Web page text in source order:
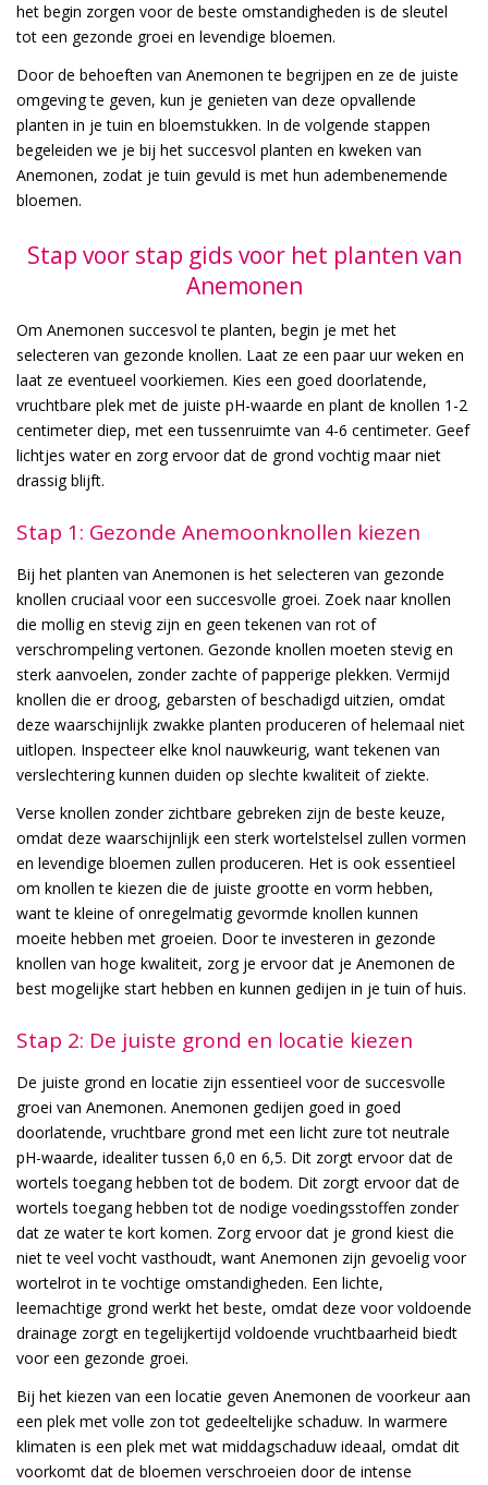
het begin zorgen voor de beste omstandigheden is de sleutel
tot een gezonde groei en levendige bloemen.
Door de behoeften van Anemonen te begrijpen en ze de juiste
omgeving te geven, kun je genieten van deze opvallende
planten in je tuin en bloemstukken. In de volgende stappen
begeleiden we je bij het succesvol planten en kweken van
Anemonen, zodat je tuin gevuld is met hun adembenemende
bloemen.
Stap voor stap gids voor het planten van
Anemonen
Om Anemonen succesvol te planten, begin je met het
selecteren van gezonde knollen. Laat ze een paar uur weken en
laat ze eventueel voorkiemen. Kies een goed doorlatende,
vruchtbare plek met de juiste pH-waarde en plant de knollen 1-2
centimeter diep, met een tussenruimte van 4-6 centimeter. Geef
lichtjes water en zorg ervoor dat de grond vochtig maar niet
drassig blijft.
Stap 1: Gezonde Anemoonknollen kiezen
Bij het planten van Anemonen is het selecteren van gezonde
knollen cruciaal voor een succesvolle groei. Zoek naar knollen
die mollig en stevig zijn en geen tekenen van rot of
verschrompeling vertonen. Gezonde knollen moeten stevig en
sterk aanvoelen, zonder zachte of papperige plekken. Vermijd
knollen die er droog, gebarsten of beschadigd uitzien, omdat
deze waarschijnlijk zwakke planten produceren of helemaal niet
uitlopen. Inspecteer elke knol nauwkeurig, want tekenen van
verslechtering kunnen duiden op slechte kwaliteit of ziekte.
Verse knollen zonder zichtbare gebreken zijn de beste keuze,
omdat deze waarschijnlijk een sterk wortelstelsel zullen vormen
en levendige bloemen zullen produceren. Het is ook essentieel
om knollen te kiezen die de juiste grootte en vorm hebben,
want te kleine of onregelmatig gevormde knollen kunnen
moeite hebben met groeien. Door te investeren in gezonde
knollen van hoge kwaliteit, zorg je ervoor dat je Anemonen de
best mogelijke start hebben en kunnen gedijen in je tuin of huis.
Stap 2: De juiste grond en locatie kiezen
De juiste grond en locatie zijn essentieel voor de succesvolle
groei van Anemonen. Anemonen gedijen goed in goed
doorlatende, vruchtbare grond met een licht zure tot neutrale
pH-waarde, idealiter tussen 6,0 en 6,5. Dit zorgt ervoor dat de
wortels toegang hebben tot de bodem. Dit zorgt ervoor dat de
wortels toegang hebben tot de nodige voedingsstoffen zonder
dat ze water te kort komen. Zorg ervoor dat je grond kiest die
niet te veel vocht vasthoudt, want Anemonen zijn gevoelig voor
wortelrot in te vochtige omstandigheden. Een lichte,
leemachtige grond werkt het beste, omdat deze voor voldoende
drainage zorgt en tegelijkertijd voldoende vruchtbaarheid biedt
voor een gezonde groei.
Bij het kiezen van een locatie geven Anemonen de voorkeur aan
een plek met volle zon tot gedeeltelijke schaduw. In warmere
klimaten is een plek met wat middagschaduw ideaal, omdat dit
voorkomt dat de bloemen verschroeien door de intense